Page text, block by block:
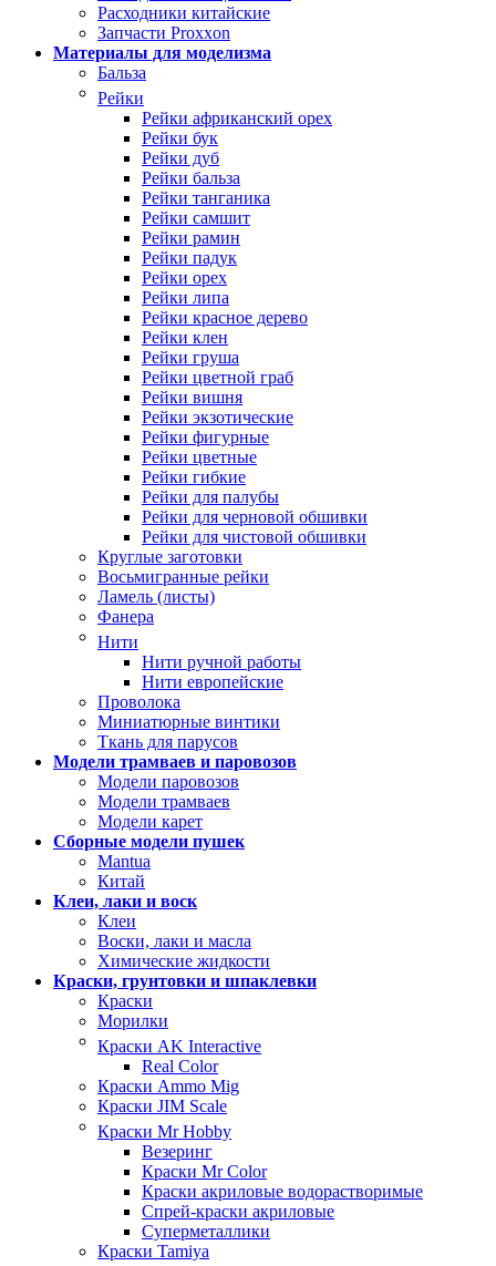
Расходники китайские
Запчасти Proxxon
Материалы для моделизма
Бальза
Рейки
Рейки африканский орех
Рейки бук
Рейки дуб
Рейки бальза
Рейки танганика
Рейки самшит
Рейки рамин
Рейки падук
Рейки орех
Рейки липа
Рейки красное дерево
Рейки клен
Рейки груша
Рейки цветной граб
Рейки вишня
Рейки экзотические
Рейки фигурные
Рейки цветные
Рейки гибкие
Рейки для палубы
Рейки для черновой обшивки
Рейки для чистовой обшивки
Круглые заготовки
Восьмигранные рейки
Ламель (листы)
Фанера
Нити
Нити ручной работы
Нити европейские
Проволока
Миниатюрные винтики
Ткань для парусов
Модели трамваев и паровозов
Модели паровозов
Модели трамваев
Модели карет
Сборные модели пушек
Mantua
Китай
Клеи, лаки и воск
Клеи
Воски, лаки и масла
Химические жидкости
Краски, грунтовки и шпаклевки
Краски
Морилки
Краски AK Interactive
Real Color
Краски Ammo Mig
Краски JIM Scale
Краски Mr Hobby
Везеринг
Краски Mr Color
Краски акриловые водорастворимые
Спрей-краски акриловые
Суперметаллики
Краски Tamiya